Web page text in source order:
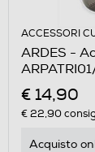
ACCESSORI
ARDES -
€ 14,90
€ 22,90
Acquisto